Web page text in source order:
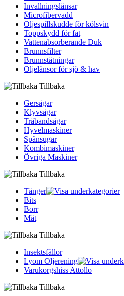
Invallningslänsar
Microfibervadd
Oljespillskudde för kölsvin
Toppskydd för fat
Vattenabsorberande Duk
Brunnsfilter
Brunnstätningar
Oljelänsor för sjö & hav
Tillbaka
Gersågar
Klyvsågar
Träbandsågar
Hyvelmaskiner
Spånsugar
Kombimaskiner
Övriga Maskiner
Tillbaka
Tänger
Bits
Borr
Mät
Tillbaka
Insektsfällor
Lyom Oljerening
Varukorgshiss Attollo
Tillbaka